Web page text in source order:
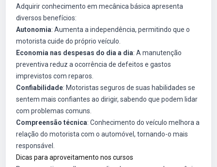
Adquirir conhecimento em mecânica básica apresenta
diversos benefícios:
Autonomia: Aumenta a independência, permitindo que o
motorista cuide do próprio veículo.
Economia nas despesas do dia a dia: A manutenção
preventiva reduz a ocorrência de defeitos e gastos
imprevistos com reparos.
Confiabilidade: Motoristas seguros de suas habilidades se
sentem mais confiantes ao dirigir, sabendo que podem lidar
com problemas comuns.
Compreensão técnica: Conhecimento do veículo melhora a
relação do motorista com o automóvel, tornando-o mais
responsável.
Dicas para aproveitamento nos cursos